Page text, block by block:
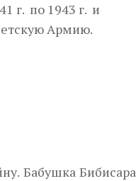
г. по 1943 г. и
Армию.
Бабушка Бибисара